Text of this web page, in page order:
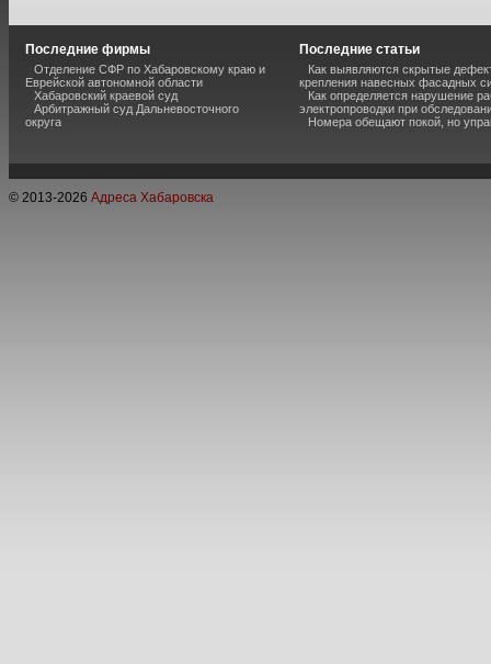
Последние фирмы
Отделение СФР по Хабаровскому краю и
Еврейской автономной области
Хабаровский краевой суд
Арбитражный суд Дальневосточного
округа
Последние статьи
Как выявляются скрытые
крепления навесных фасадных
Как определяется нарушение
электропроводки при
Номера обещают покой, но
© 2013-2026 Адреса Хабаровска